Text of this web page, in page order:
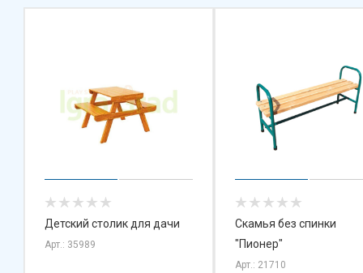
Детский столик для дачи
Арт.: 35989
Скамья без спинки
"Пионер"
Арт.: 21710